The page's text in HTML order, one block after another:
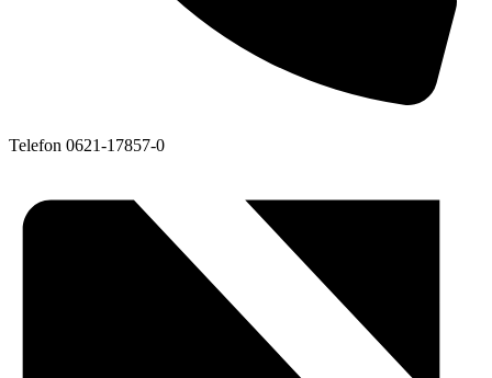
Telefon 0621-17857-0